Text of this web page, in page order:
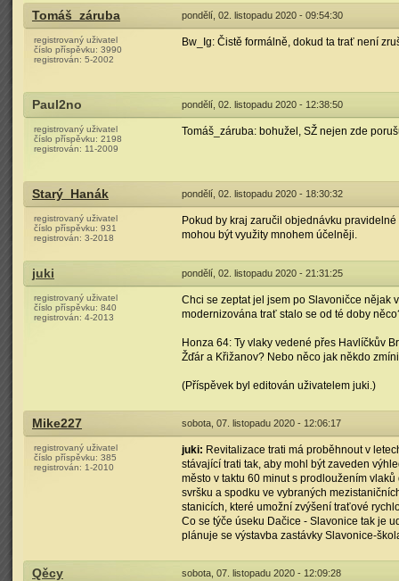
Tomáš_záruba pondělí, 02. listopadu 2020 - 09:54:30
registrovaný uživatel
číslo příspěvku: 3990
registrován: 5-2002
Bw_Ig: Čistě formálně, dokud ta trať není
Paul2no pondělí, 02. listopadu 2020 - 12:38:50
registrovaný uživatel
číslo příspěvku: 2198
registrován: 11-2009
Tomáš_záruba: bohužel, SŽ nejen zde
Starý_Hanák pondělí, 02. listopadu 2020 - 18:30:32
registrovaný uživatel
číslo příspěvku: 931
registrován: 3-2018
Pokud by kraj zaručil objednávku
mohou být využity mnohem účelněji.
juki pondělí, 02. listopadu 2020 - 21:31:25
registrovaný uživatel
číslo příspěvku: 840
registrován: 4-2013
Chci se zeptat jel jsem po Slavoničce nějak
modernizována trať stalo se od té doby
Honza 64: Ty vlaky vedené přes Havlíčkův
Žďár a Křižanov? Nebo něco jak někdo
(Příspěvek byl editován uživatelem juki.)
Mike227 sobota, 07. listopadu 2020 - 12:06:17
registrovaný uživatel
číslo příspěvku: 385
registrován: 1-2010
juki: Revitalizace trati má proběhnout v
stávající trati tak, aby mohl být zaveden
město v taktu 60 minut s prodloužením
svršku a spodku ve vybraných
stanicích, které umožní zvýšení traťové
Co se týče úseku Dačice - Slavonice tak je
plánuje se výstavba zastávky Slavonice-
Qěcy sobota, 07. listopadu 2020 - 12:09:28